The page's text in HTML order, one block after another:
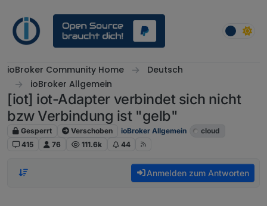
ioBroker Community Home
Deutsch
ioBroker Allgemein
[iot] iot-Adapter verbindet sich nicht
bzw Verbindung ist "gelb"
Gesperrt Verschoben ioBroker Allgemein
cloud
415
76 111.6k 44
Anmelden zum Antworten